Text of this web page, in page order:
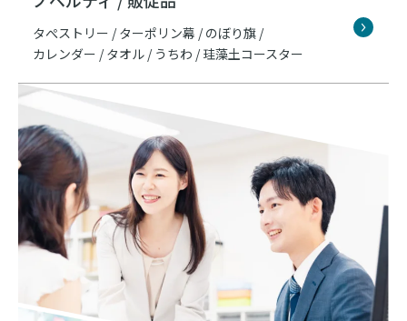
タぺストリー / ターポリン幕 / のぼり旗 /
カレンダー / タオル / うちわ / 珪藻土コースター